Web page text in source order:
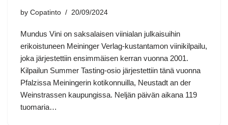
by Copatinto 20/09/2024
Mundus Vini on saksalaisen viinialan julkaisuihin
erikoistuneen Meininger Verlag-kustantamon viinikilpailu,
joka järjestettiin ensimmäisen kerran vuonna 2001.
Kilpailun Summer Tasting-osio järjestettiin tänä vuonna
Pfalzissa Meiningerin kotikonnuilla, Neustadt an der
Weinstrassen kaupungissa. Neljän päivän aikana 119
tuomaria…